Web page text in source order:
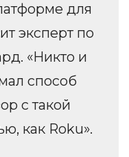
для
эксперт по
«Никто и
способ
с такой
как Roku».